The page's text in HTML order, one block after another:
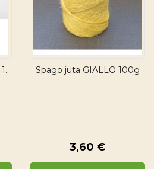
Spago juta GIALLO 100g
3,60 €